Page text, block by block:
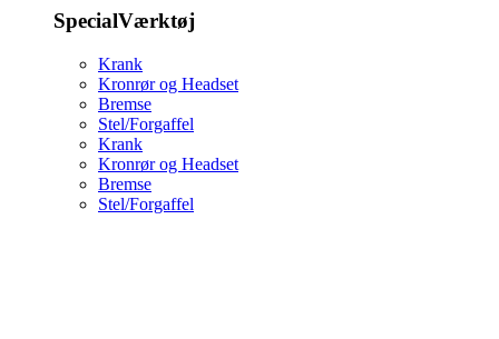
SpecialVærktøj
Krank
Kronrør og Headset
Bremse
Stel/Forgaffel
Krank
Kronrør og Headset
Bremse
Stel/Forgaffel